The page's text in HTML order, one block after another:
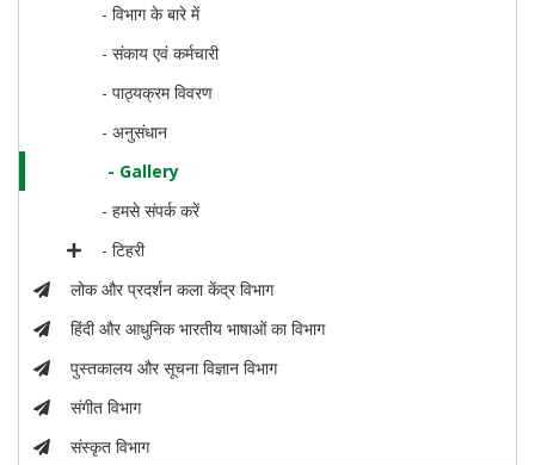
- विभाग के बारे में
- संकाय एवं कर्मचारी
- पाठ्यक्रम विवरण
- अनुसंधान
- Gallery
- हमसे संपर्क करें
- टिहरी
लोक और प्रदर्शन कला केंद्र विभाग
हिंदी और आधुनिक भारतीय भाषाओं का विभाग
पुस्तकालय और सूचना विज्ञान विभाग
संगीत विभाग
संस्कृत विभाग